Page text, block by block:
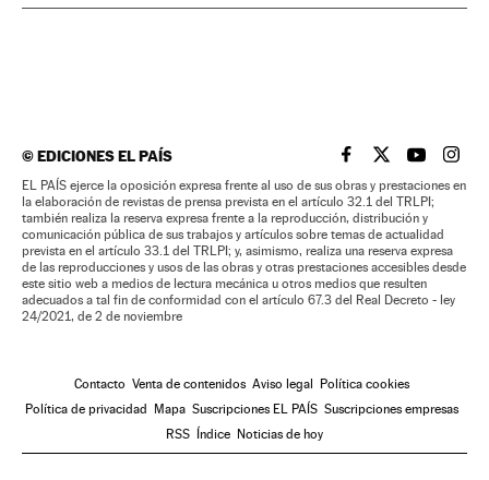
©EDICIONES EL PAÍS EL PAÍS BRASIL EN
EL PAÍSEL PAÍS
EL
EL PAÍS ejerce la oposición expresa frente al uso de sus obras y prestaciones en
la elaboración de revistas de prensa prevista en el artículo 32.1 del TRLPI;
también realiza la reserva expresa frente a la reproducción, distribución y
comunicación pública de sus trabajos y artículos sobre temas de actualidad
prevista en el artículo 33.1 del TRLPI; y, asimismo, realiza una reserva expresa
de las reproducciones y usos de las obras y otras prestaciones accesibles desde
este sitio web a medios de lectura mecánica u otros medios que resulten
adecuados a tal fin de conformidad con el artículo 67.3 del Real Decreto - ley
24/2021, de 2 de noviembre
Contacto Venta de contenidos Aviso legal
Política cookies
Política de privacidad
Mapa Suscripciones EL PAÍS Suscripciones empresas
RSS
Índice Noticias de hoy